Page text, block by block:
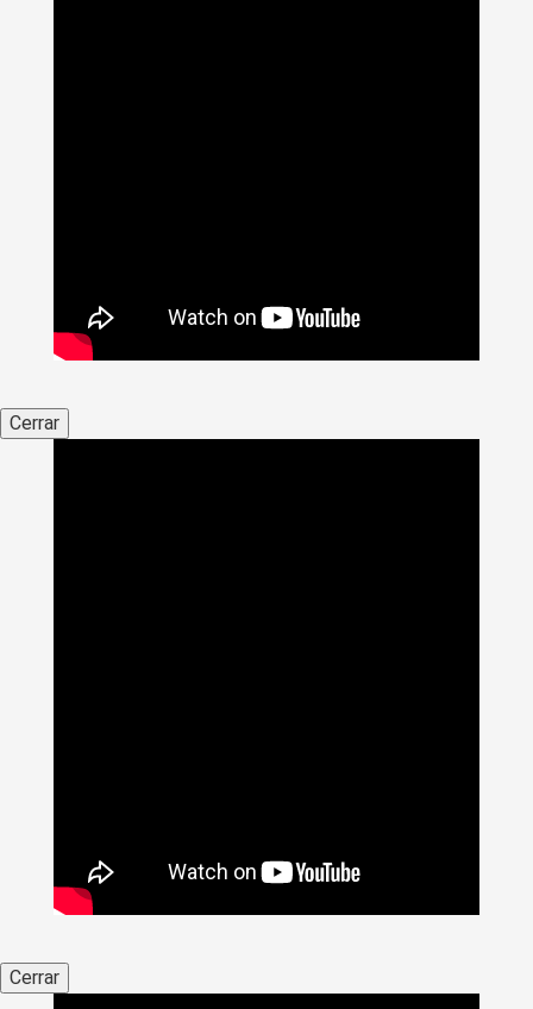
Cerrar
Cerrar